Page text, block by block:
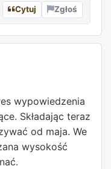
Cytuj Zgłoś
wypowiedzenia
Składając teraz
od maja. We
wysokość